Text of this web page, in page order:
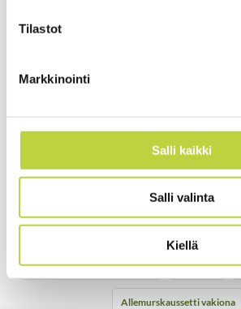
Tilastot
Markkinointi
Salli kaikki
Salli valinta
Kiellä
Työteho
Etesia Hydro 80 on tehokkaasti
Moottori Kawasaki 2-syl 15hv
Hydrostaattivoimansiirto Ketterä,
Leikkuuleveys 80cm Sähköinen
Leikkuulaitteen lisäpyörästö Työvalot
Allemurskaussetti vakiona